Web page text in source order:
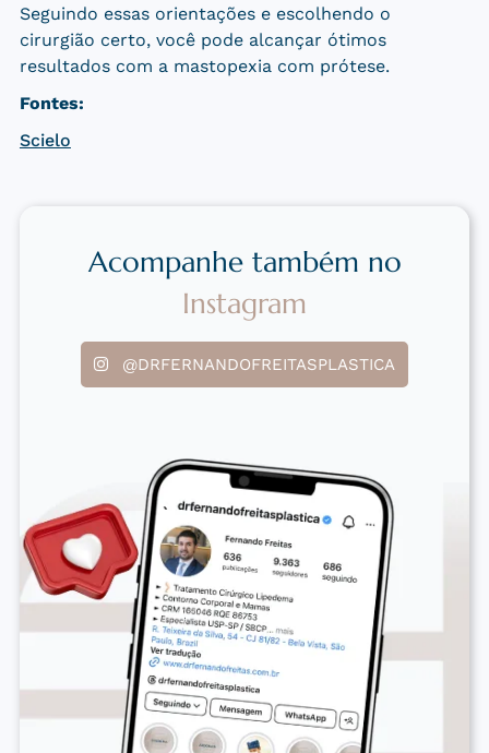
Seguindo essas orientações e escolhendo o
cirurgião certo, você pode alcançar ótimos
resultados com a mastopexia com prótese.
Fontes:
Scielo
Acompanhe também no
Instagram
@DRFERNANDOFREITASPLASTICA